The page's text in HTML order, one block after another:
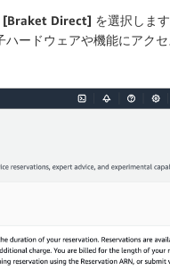
[Braket Direct] を選択しま
ードウェアや機能にアク